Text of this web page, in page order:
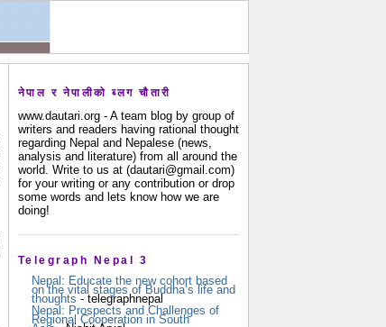
नेपाल र नेपालीको ब्लग चौतारी
www.dautari.org - A team blog by group of
writers and readers having rational thought
regarding Nepal and Nepalese (news,
analysis and literature) from all around the
world. Write to us at (dautari@gmail.com)
for your writing or any contribution or drop
some words and lets know how we are
doing!
Telegraph Nepal 3
Nepal: Educate the new cohort based
on the vital stages of Buddha’s life and
thoughts - telegraphnepal
Nepal: Prospects and Challenges of
Regional Cooperation in South